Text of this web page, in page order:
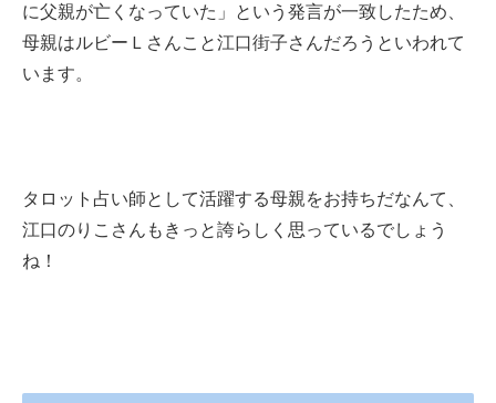
に父親が亡くなっていた」という発言が一致したため、
母親はルビーＬさんこと江口街子さんだろうといわれて
います。
タロット占い師として活躍する母親をお持ちだなんて、
江口のりこさんもきっと誇らしく思っているでしょう
ね！